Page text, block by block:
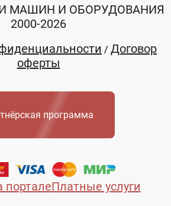
порталеПлатные услуги
МАШИН И ОБОРУДОВАНИЯ
2000-2026
/ Договор
оферты
программа